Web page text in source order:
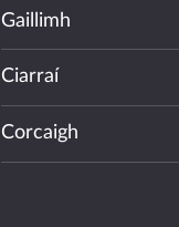
Gaillimh
Ciarraí
Corcaigh